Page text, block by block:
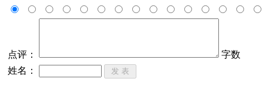
点评：
字数
姓名：